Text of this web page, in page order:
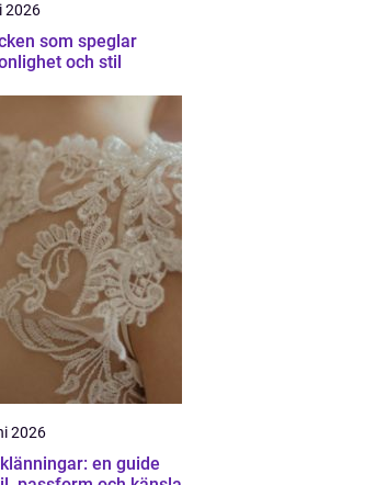
2026
som speglar
och stil
2026
en guide